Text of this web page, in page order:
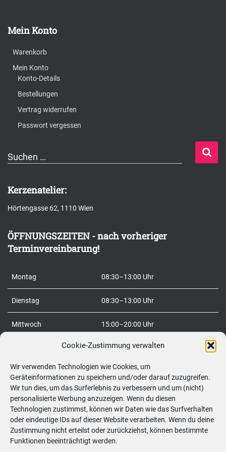
Cookie-Zustimmung verwalten
Wir verwenden Technologien wie Cookies, um
Geräteinformationen zu speichern und/oder darauf zuzugreifen.
Wir tun dies, um das Surferlebnis zu verbessern und um (nicht)
personalisierte Werbung anzuzeigen. Wenn du diesen
Technologien zustimmst, können wir Daten wie das Surfverhalten
oder eindeutige IDs auf dieser Website verarbeiten. Wenn du deine
Zustimmung nicht erteilst oder zurückziehst, können bestimmte
Funktionen beeinträchtigt werden.
Mein Konto
Warenkorb
Mein Konto
Konto-Details
Bestellungen
Vertrag widerrufen
Passwort vergessen
S
h
e
n
a
Suchen …
Kerzenatelier:
Hörtengasse 62, 1110 Wien
ÖFFNUNGSZEITEN - nach vorheriger
Terminvereinbarung!
Montag 08:30–13:00 Uhr
Dienstag 08:30–13:00 Uhr
Mittwoch 15:00–20:00 Uhr
08:30–20:00 Uhr
Freitag 08:30–20:00 Uhr
Samstag 09:00–12:00 Uhr
So geschlossen